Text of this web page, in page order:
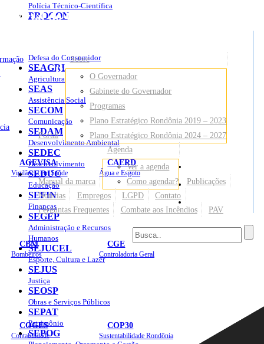
Portal do Governo do
Rondônia
AGEVISA
Vigilância em Saúde
CAERD
Água e Esgoto
CBM
Bombeiros
CGE
Controladoria Geral
COGES
Contabilidade
COP30
Sustentabilidade Rondônia
Sites
Portal
Sobre
O Governador
Gabinete do Governador
Programas
Plano Estratégico Rondônia 2019 – 2023
Plano Estratégico Rondônia 2024 – 2027
Manual da marca
Agenda
Ver a agenda
Como agendar?
Publicações
Notícias
Empregos LGPD
Contato
Perguntas Frequentes
Combate aos Incêndios PAV
Polícia Técnico-Científica
PROCON
Defesa do Consumidor
SEAGRI
Agricultura
SEAS
Assistência Social
SECOM
Comunicação
SEDAM
Desenvolvimento Ambiental
SEDEC
Desenvolvimento
SEDUC
Educação
SEFIN
Finanças
SEGEP
Administração e Recursos
Humanos
SEJUCEL
Esporte, Cultura e Lazer
SEJUS
Justiça
SEOSP
Obras e Serviços Públicos
SEPAT
Patrimônio
SEPOG